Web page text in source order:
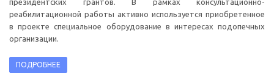
реабилитационной работы активно используется приобретенное
в проекте специальное оборудование в интересах подопечных
организации.
ПОДРОБНЕЕ